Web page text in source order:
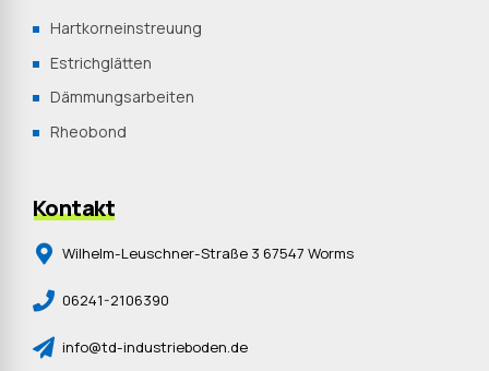
Hartkorneinstreuung
Estrichglätten
Dämmungsarbeiten
Rheobond
Kontakt
Wilhelm-Leuschner-Straße 3 67547 Worms
06241-2106390
info@td-industrieboden.de